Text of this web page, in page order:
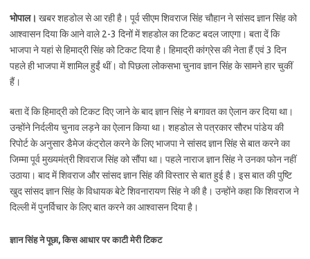
भोपाल। खबर शहडोल से आ रही है। पूर्व सीएम शिवराज सिंह चौहान ने सांसद ज्ञान सिंह को
आश्वासन दिया कि आने वाले 2-3 दिनों में शहडोल का टिकट बदल जाएगा। बता दें कि
भाजपा ने यहां से हिमाद्री सिंह को टिकट दिया है। हिमाद्री कांग्रेस की नेता हैं एवं 3 दिन
पहले ही भाजपा में शामिल हुईं थीं। वो पिछला लोकसभा चुनाव ज्ञान सिंह के सामने हार चुकीं
हैं।
बता दें कि हिमाद्री को टिकट दिए जाने के बाद ज्ञान सिंह ने बगावत का ऐलान कर दिया था।
उन्होंने निर्दलीय चुनाव लड़ने का ऐलान किया था। शहडोल से पत्रकार सौरभ पांडेय की
रिपोर्ट के अनुसार डैमेज कंट्रोल करने के लिए भाजपा ने सांसद ज्ञान सिंह से बात करने का
जिम्मा पूर्व मुख्यमंत्री शिवराज सिंह को सौंपा था। पहले नाराज ज्ञान सिंह ने उनका फोन नहीं
उठाया। बाद में शिवराज और सांसद ज्ञान सिंह की विस्तार से बात हुई है। इस बात की पुष्टि
खुद सांसद ज्ञान सिंह के विधायक बेटे शिवनारायण सिंह ने की है। उन्होंने कहा कि शिवराज ने
दिल्ली में पुनर्विचार के लिए बात करने का आश्वासन दिया है।
ज्ञान सिंह ने पूछा, किस आधार पर काटी मेरी टिकट